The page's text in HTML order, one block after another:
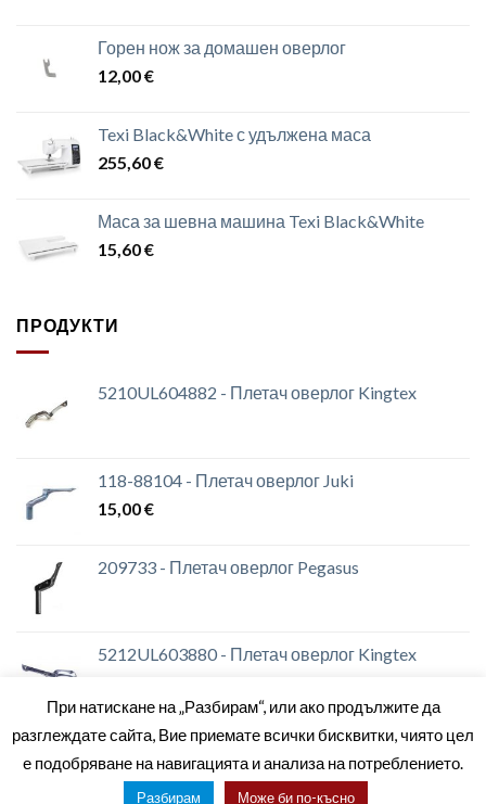
Горен нож за домашен оверлог
12,00€
Texi Black&White с удължена маса
255,60€
Маса за шевна машина Texi Black&White
15,60€
ПРОДУКТИ
5210UL604882 - Плетач оверлог Kingtex
118-88104 - Плетач оверлог Juki
15,00€
209733 - Плетач оверлог Pegasus
5212UL603880 - Плетач оверлог Kingtex
ЗА НАС МАГАЗИНИ КОНТАКТИ ОБЩИ УСЛОВИЯ
При натискане на „Разбирам“, или ако продължите да
разглеждате сайта, Вие приемате всички бисквитки, чиято цел
е подобряване на навигацията и анализа на потреблението.
Разбирам Може би по-късно